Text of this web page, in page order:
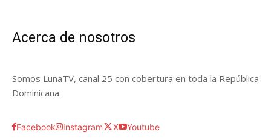
Acerca de nosotros
Somos LunaTV, canal 25 con cobertura en toda la República
Dominicana.
Facebook Instagram X Youtube